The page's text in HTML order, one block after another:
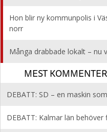
Hon blir ny kommunpolis i
norr
Många drabbade lokalt – nu
MEST
DEBATT: SD – en maskin
DEBATT: Kalmar län